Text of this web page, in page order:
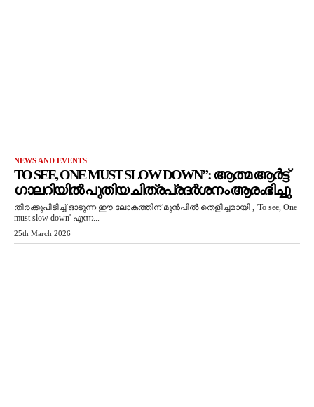
NEWS AND EVENTS
TO SEE, ONE MUST SLOW DOWN”: ആത്മ ആർട്ട്
ഗാലറിയിൽ പുതിയ ചിത്രപ്രദർശനം ആരംഭിച്ചു
തിരക്കുപിടിച്ച് ഓടുന്ന ഈ ലോകത്തിന് മുൻപിൽ തെളിച്ചമായി , 'To see, One
must slow down' എന്ന...
25th March 2026